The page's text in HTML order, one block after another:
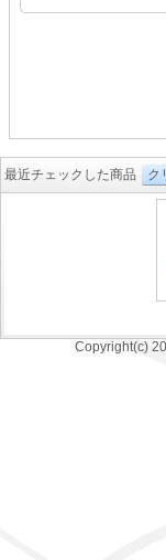
最近チェックした商品 ク
Copyright(c)